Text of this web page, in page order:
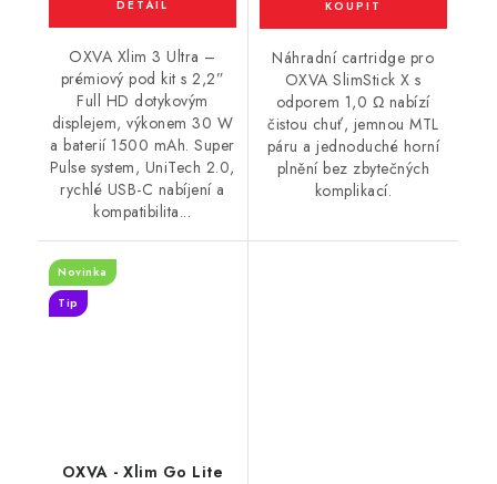
OXVA Xlim 3 Ultra –
prémiový pod kit s 2,2”
Full HD dotykovým
displejem, výkonem 30 W
a baterií 1500 mAh. Super
Pulse system, UniTech 2.0,
rychlé USB-C nabíjení a
kompatibilita...
Náhradní cartridge pro
OXVA SlimStick X s
odporem 1,0 Ω nabízí
čistou chuť, jemnou MTL
páru a jednoduché horní
plnění bez zbytečných
komplikací.
OXVA - Xlim Go Lite
Novinka
Tip